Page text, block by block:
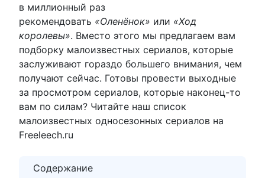
в миллионный раз
рекомендовать «Оленёнок» или «Ход
королевы». Вместо этого мы предлагаем вам
подборку малоизвестных сериалов, которые
заслуживают гораздо большего внимания, чем
получают сейчас. Готовы провести выходные
за просмотром сериалов, которые наконец-то
вам по силам? Читайте наш список
малоизвестных односезонных сериалов на
Freeleech.ru
Содержание